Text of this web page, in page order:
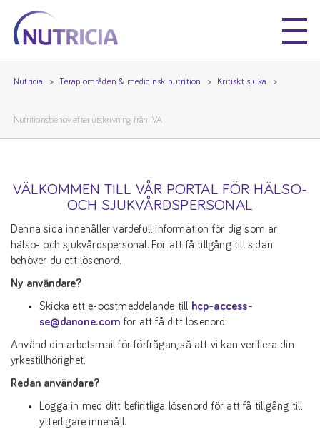
Nutricia
Nutricia
Nutricia Terapiområden & medicinsk nutrition Kritiskt sjuka
Nutritionsbehov efter utskrivning från IVA
VÄLKOMMEN TILL VÅR PORTAL FÖR HÄLSO-
OCH SJUKVÅRDSPERSONAL
Denna sida innehåller värdefull information för dig som är
hälso- och sjukvårdspersonal. För att få tillgång till sidan
behöver du ett lösenord.
Ny användare?
Skicka ett e-postmeddelande till
hcp-access-
se@danone.com för att få ditt lösenord.
Använd din arbetsmail för förfrågan, så att vi kan verifiera din
yrkestillhörighet.
Redan användare?
Logga in med ditt befintliga lösenord för att få tillgång till
ytterligare innehåll.